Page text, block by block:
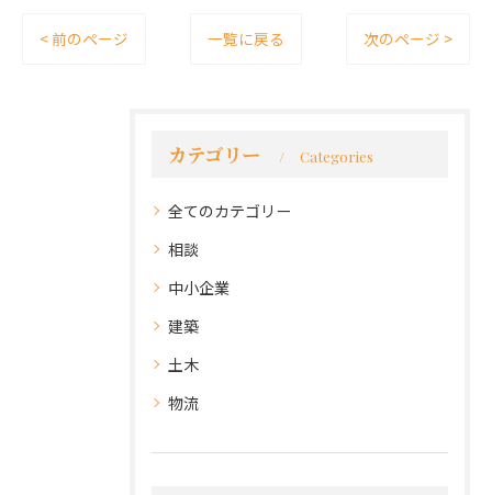
< 前のページ 一覧に戻る 次のページ >
カテゴリー Categories
全てのカテゴリー
相談
中小企業
建築
土木
物流